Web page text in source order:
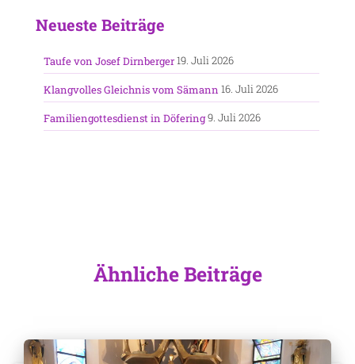
Neueste Beiträge
Taufe von Josef Dirnberger19. Juli 2026
Klangvolles Gleichnis vom Sämann 16. Juli 2026
Familiengottesdienst in Döfering9. Juli 2026
Ähnliche Beiträge